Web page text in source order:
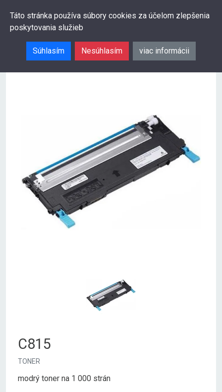
Táto stránka používa súbory cookies za účelom zlepšenia
poskytovania služieb
Súhlasím Nesúhlasím viac informácii
C815
TONER
modrý toner na 1 000 strán